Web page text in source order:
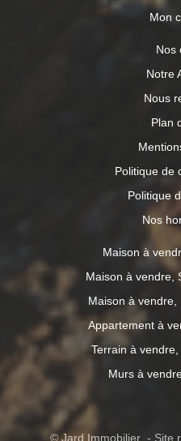
Mon
Nos
Notre
Nous
Plan
Politique de
Politique
Nos
Maison à
Maison à vendre,
Maison à
Appartement à
Terrain à
Murs à
© Jard Immobilier - Site